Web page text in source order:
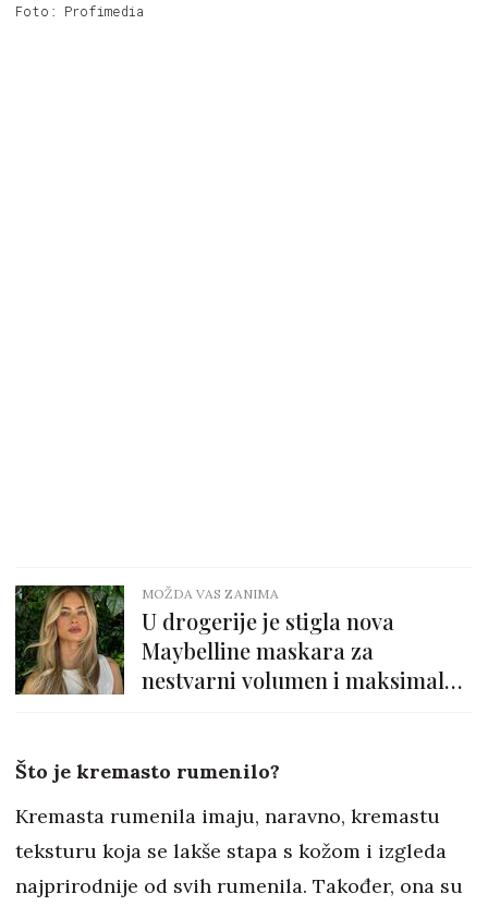
Foto: Profimedia
MOŽDA VAS ZANIMA
U drogerije je stigla nova
Maybelline maskara za
nestvarni volumen i maksimalnu
Što je kremasto rumenilo?
Kremasta rumenila imaju, naravno, kremastu
teksturu koja se lakše stapa s kožom i izgleda
najprirodnije od svih rumenila. Također, ona su